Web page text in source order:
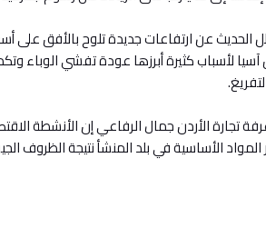
الحديث عن ارتفاعات جديدة تلوح بالأفق
لأسباب كثيرة أبرزها عودة تفشي الوباء
تجارة الأردن جمال الرفاعي إن الأنشطة
الأساسية في بلد المنشأ نتيجة الظروف